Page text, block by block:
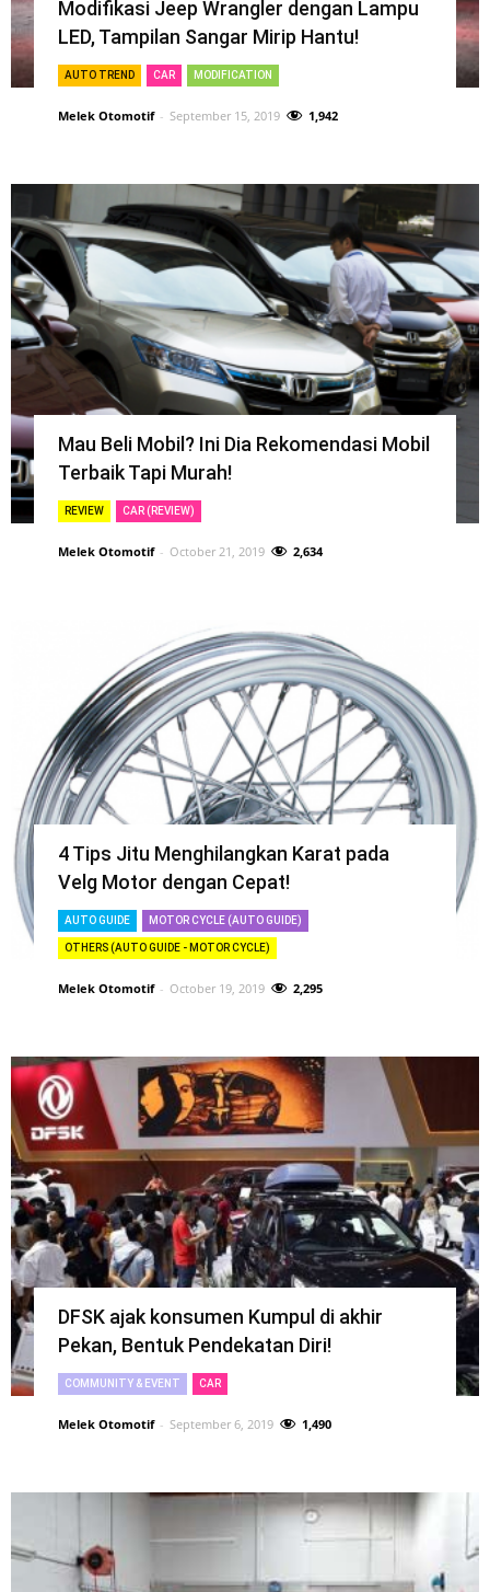
Modifikasi Jeep Wrangler dengan Lampu
LED, Tampilan Sangar Mirip Hantu!
AUTO TREND CAR MODIFICATION
Melek Otomotif - September 15, 2019 1,942
Mau Beli Mobil? Ini Dia Rekomendasi Mobil
Terbaik Tapi Murah!
REVIEW CAR (REVIEW)
Melek Otomotif - October 21, 2019 2,634
4 Tips Jitu Menghilangkan Karat pada
Velg Motor dengan Cepat!
AUTO GUIDE MOTOR CYCLE (AUTO GUIDE)
OTHERS (AUTO GUIDE - MOTOR CYCLE)
Melek Otomotif - October 19, 2019 2,295
DFSK ajak konsumen Kumpul di akhir
Pekan, Bentuk Pendekatan Diri!
COMMUNITY & EVENT CAR
Melek Otomotif - September 6, 2019 1,490